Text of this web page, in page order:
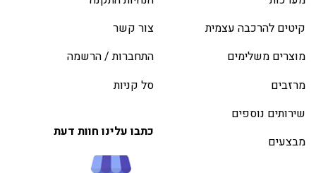
קיטים להרכבה עצמית
מוצרים משלימים
מרזבים
שירותים נוספים
מבצעים
צור קשר
התחברות / הרשמה
סל קניות
כתבו עלינו חוות דעת